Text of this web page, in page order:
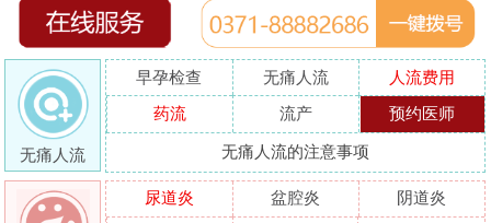
人流医院哪家好
哪家人流专业
人流好的医院
做人流哪里好
无痛人流
早孕检查 无痛人流
人流费用
药流
流产 预约医师
无痛人流的注意事项
尿道炎 盆腔炎
阴道炎